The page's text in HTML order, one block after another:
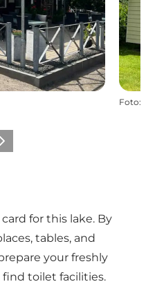
Foto:
for this lake. By
tables, and
your freshly
toilet facilities.